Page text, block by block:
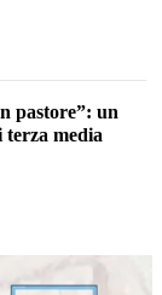
pastore”: un
terza media